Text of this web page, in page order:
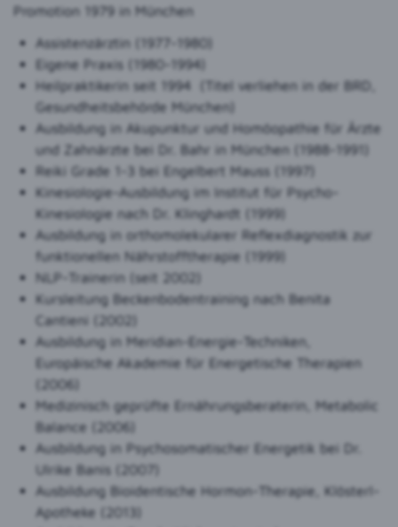
Promotion 1979 in München
Assistenzärztin (1977-1980)
Eigene Praxis (1980-1994)
Heilpraktikerin seit 1994 (Titel verliehen in der BRD,
Gesundheitsbehörde München)
Ausbildung in Akupunktur und Homöopathie für Ärzte
und Zahnärzte bei Dr. Bahr in München (1988-1991)
Reiki Grade 1-3 bei Engelbert Mauss (1997)
Kinesiologie-Ausbildung im Institut für Psycho-
Kinesiologie nach Dr. Klinghardt (1999)
Ausbildung in orthomolekularer Reflexdiagnostik zur
funktionellen Nährstofftherapie (1999)
NLP-Trainerin (seit 2002)
Kursleitung Beckenbodentraining nach Benita
Cantieni (2002)
Ausbildung in Meridian-Energie-Techniken,
Europäische Akademie für Energetische Therapien
(2006)
Medizinisch geprüfte Ernährungsberaterin, Metabolic
Balance (2006)
Ausbildung in Psychosomatischer Energetik bei Dr.
Ulrike Banis (2007)
Ausbildung Bioidentische Hormon-Therapie, Klösterl-
Apotheke (2013)